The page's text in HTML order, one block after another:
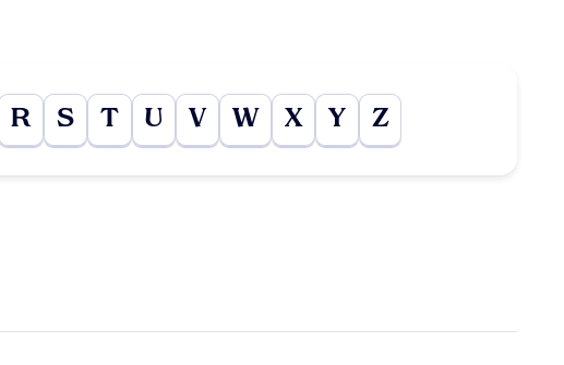
R S T U V W X Y Z